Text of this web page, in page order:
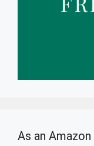
As an